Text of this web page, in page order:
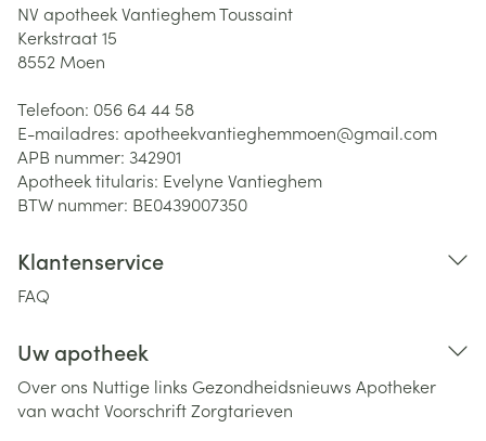
NV apotheek Vantieghem Toussaint
Kerkstraat 15
8552 Moen
Telefoon: 056 64 44 58
E-mailadres: apotheekvantieghemmoen@gmail.com
APB nummer: 342901
Apotheek titularis: Evelyne Vantieghem
BTW nummer: BE0439007350
Klantenservice
FAQ
Uw apotheek
Over ons Nuttige links Gezondheidsnieuws Apotheker
van wachtVoorschriftZorgtarieven